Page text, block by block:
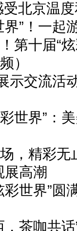
北京温
界”！一起
第十届“
）
示交流活
世界”：
，精彩无
展高潮
彩世界”圆
，茶咖共